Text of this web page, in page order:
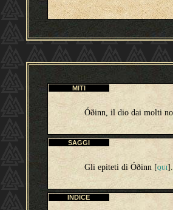
MITI
Óðinn, il dio dai molti
SAGGI
Gli epiteti di Óðinn [QUI
INDICE